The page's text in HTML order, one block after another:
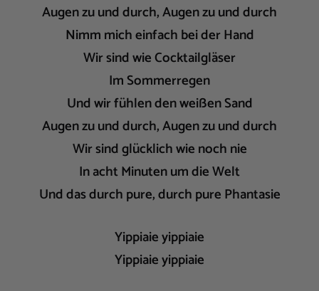
Augen zu und durch, Augen zu und durch
Nimm mich einfach bei der Hand
Wir sind wie Cocktailgläser
Im Sommerregen
Und wir fühlen den weißen Sand
Augen zu und durch, Augen zu und durch
Wir sind glücklich wie noch nie
In acht Minuten um die Welt
Und das durch pure, durch pure Phantasie
Yippiaie yippiaie
Yippiaie yippiaie